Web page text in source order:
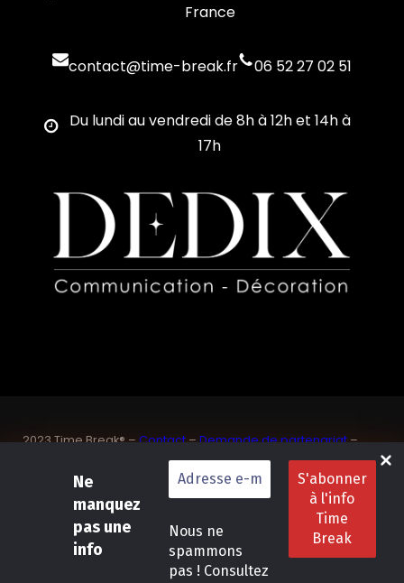
Ne
manquez
pas une
info
Nous ne
spammons
pas ! Consultez
France
contact@time-break.fr 06 52 27 02 51
Du lundi au vendredi de 8h à 12h et 14h à
17h
2023 Time Break® –Contact–Demande de partenariat–
Sponsoriser un joueur de padel français
SASU Dedix Communication – 87 rue de Mireille – 83 150
Bandol – Var
Conditions
générales de location